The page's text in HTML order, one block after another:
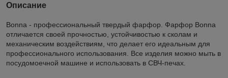
Описание
Bonna - профессиональный твердый фарфор. Фарфор Bonna
отличается своей прочностью, устойчивостью к сколам и
механическим воздействиям, что делает его идеальным для
профессионального использования. Все изделия можно мыть в
посудомоечной машине и использовать в СВЧ-печах.